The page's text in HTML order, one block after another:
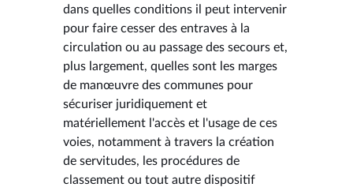
dans quelles conditions il peut intervenir
pour faire cesser des entraves à la
circulation ou au passage des secours et,
plus largement, quelles sont les marges
de manœuvre des communes pour
sécuriser juridiquement et
matériellement l'accès et l'usage de ces
voies, notamment à travers la création
de servitudes, les procédures de
classement ou tout autre dispositif